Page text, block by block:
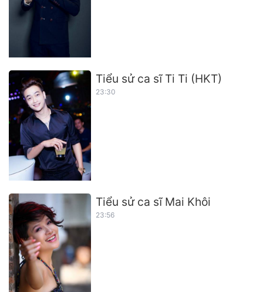
Tiểu sử ca sĩ Ti Ti (HKT)
23:30
Tiểu sử ca sĩ Mai Khôi
23:56